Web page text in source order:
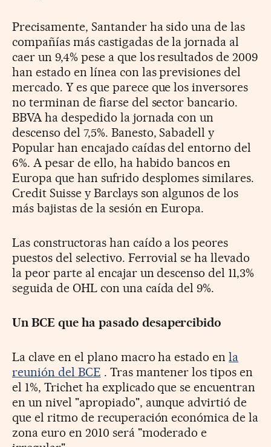
Precisamente, Santander ha sido una de las
compañías más castigadas de la jornada al
caer un 9,4% pese a que los resultados de 2009
han estado en línea con las previsiones del
mercado. Y es que parece que los inversores
no terminan de fiarse del sector bancario.
BBVA ha despedido la jornada con un
descenso del 7,5%. Banesto, Sabadell y
Popular han encajado caídas del entorno del
6%. A pesar de ello, ha habido bancos en
Europa que han sufrido desplomes similares.
Credit Suisse y Barclays son algunos de los
más bajistas de la sesión en Europa.
Las constructoras han caído a los peores
puestos del selectivo. Ferrovial se ha llevado
la peor parte al encajar un descenso del 11,3%
seguida de OHL con una caída del 9%.
Un BCE que ha pasado desapercibido
La clave en el plano macro ha estado enla
reunión del BCE . Tras mantener los tipos en
el 1%, Trichet ha explicado que se encuentran
en un nivel "apropiado", aunque advirtió de
que el ritmo de recuperación económica de la
zona euro en 2010 será "moderado e